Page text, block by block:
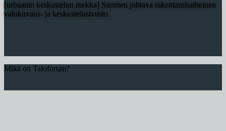
[urbaanin keskustelun mekka] Suomen johtava rakentamisaiheinen
valokuvaus- ja keskustelusivusto.
Mikä on Taloforum?